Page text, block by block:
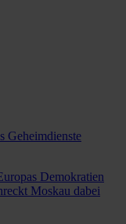
Geheimdienste
Demokratien
Moskau dabei